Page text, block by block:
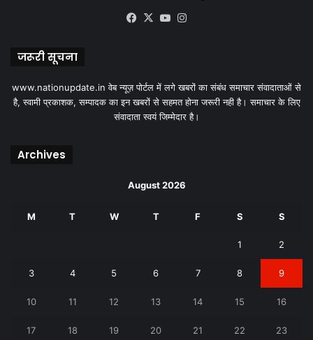
Facebook
X YouTube
जरूरी सूचना
www.nationupdate.in वेब न्यूज़ पोर्टल में लगे खबरों का संबंध समाचार संवादाताओं से
है, स्वामी प्रकाशक, सम्पादक का इन खबरों से सहमत होना जरूरी नही है। समाचार के लिए
संवादाता स्वयं जिम्मेदार है।
Archives
August 2026
M T W T F S S
1 2
3 4 5 6 7 8 9
10 11 12 13 14 15 16
17 18 19 20 21 22 23